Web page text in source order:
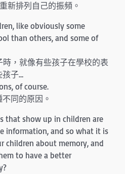
重新排列自己的振頻。
like obviously some
than others, and some of
時，就像有些孩子在學校的表
孩子…
of course.
同的原因。
that show up in children are
information, and so what it is
children about memory, and
to have a better